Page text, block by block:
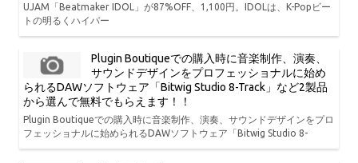
UJAM「Beatmaker IDOL」が87%OFF、1,100円。IDOLは、K-Popビー
トの明るくハイパー
Plugin Boutiqueでの購入時に音楽制作、演奏、
サウンドデザインをプロフェッショナルに始め
られるDAWソフトウェア「Bitwig Studio 8-Track」など2製品
から選んで無料でもらえます！！
Plugin Boutiqueでの購入時に音楽制作、演奏、サウンドデザインをプロ
フェッショナルに始められるDAWソフトウェア「Bitwig Studio 8-